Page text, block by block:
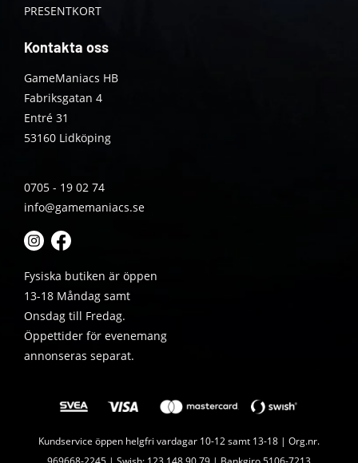
PRESENTKORT
Kontakta oss
GameManiacs HB
Fabriksgatan 4
Entré 31
53160 Lidköping
0705 - 19 02 74
info@gamemaniacs.se
Fysiska butiken är öppen
13-18 Måndag samt
Onsdag till Fredag.
Öppettider för evenemang
annonseras separat.
Kundservice öppen helgfri vardagar 10-12 samt 13-18 | Org.nr.